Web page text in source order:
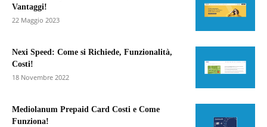
Vantaggi!
22 Maggio 2023
Nexi Speed: Come si Richiede, Funzionalità,
Costi!
18 Novembre 2022
Mediolanum Prepaid Card Costi e Come
Funziona!